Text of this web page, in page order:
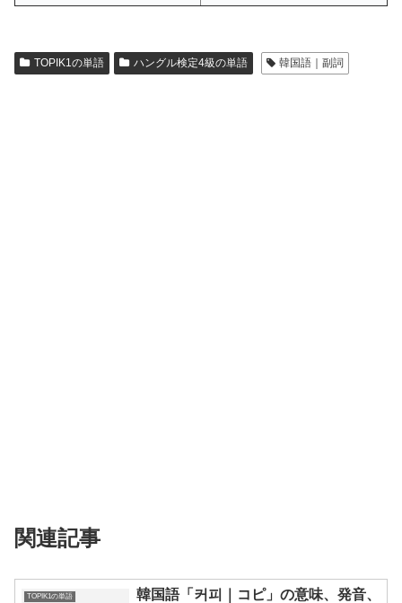
TOPIK1の単語 ハングル検定4級の単語 韓国語｜副詞
関連記事
TOPIK1の単語
韓国語「커피｜コピ」の意味、発音、